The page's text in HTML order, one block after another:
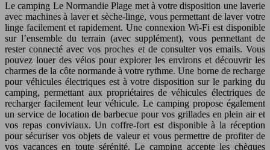
Le camping Le Normandie Plage met à votre disposition une laverie
avec machines à laver et sèche-linge, vous permettant de laver votre
linge facilement et rapidement. Une connexion Wi-Fi est disponible
sur l’ensemble du terrain (avec supplément), vous permettant de
rester connecté avec vos proches et de consulter vos emails. Vous
pouvez louer des vélos pour explorer les environs et découvrir les
charmes de la côte normande à votre rythme. Une borne de recharge
pour véhicules électriques est à votre disposition sur le parking du
camping, permettant aux propriétaires de véhicules électriques de
recharger facilement leur véhicule. Le camping propose également
un service de location de barbecue pour vos grillades en plein air et
vos repas conviviaux. Un coffre-fort est disponible à la réception
pour sécuriser vos objets de valeur et vous permettre de profiter de
vos vacances en toute sérénité. Le camping accepte les chèques